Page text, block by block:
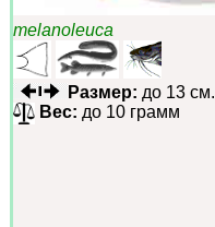
melanoleuca
Размер: до 13 см.
Вес: до 10 грамм